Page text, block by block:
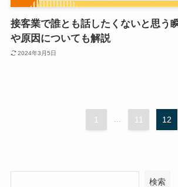
接客業で誰とも話したくないと思う
や原因についても解説
2024年3月5日
1 11 12
検索